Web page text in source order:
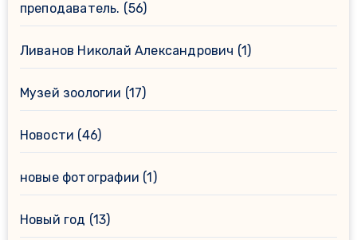
преподаватель. (56)
Ливанов Николай Александрович (1)
Музей зоологии (17)
Новости (46)
новые фотографии (1)
Новый год (13)